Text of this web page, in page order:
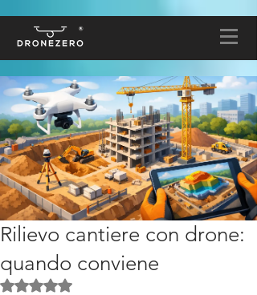
Rilievo cantiere con drone:
quando conviene
Valutazione NaN stelle su 5.